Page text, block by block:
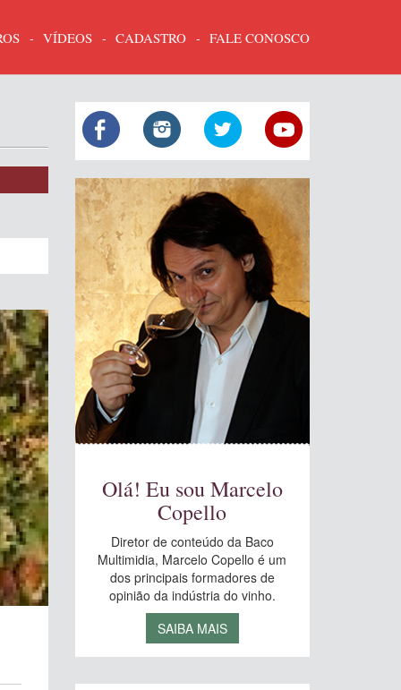
VÍDEOS CADASTRO FALE CONOSCO
Olá! Eu sou Marcelo
Copello
Diretor de conteúdo da Baco
Multimidia, Marcelo Copello é um
dos principais formadores de
opinião da indústria do vinho.
SAIBA MAIS